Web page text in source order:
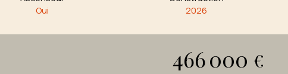
Oui
2026
466 000 €